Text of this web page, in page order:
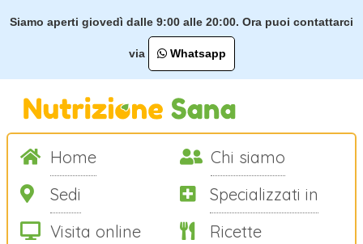
Siamo aperti giovedì dalle 9:00 alle 20:00. Ora puoi contattarci
via Whatsapp
Home
Chi siamo
Sedi
Specializzati in
Visita online
Ricette